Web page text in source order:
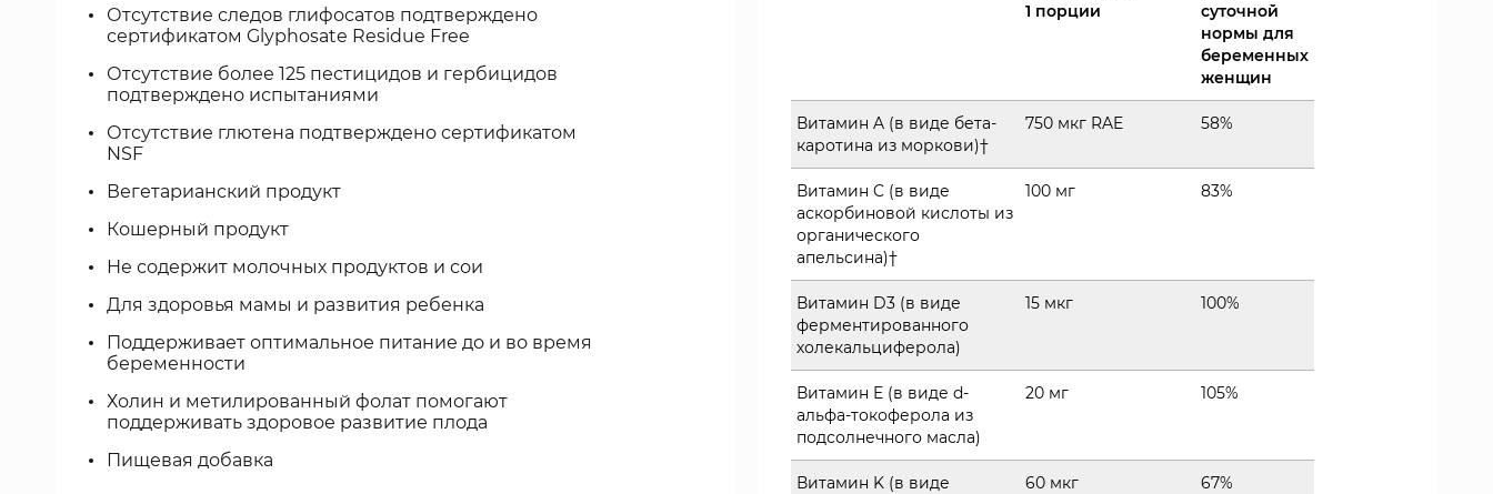
Отсутствие следов глифосатов подтверждено
сертификатом Glyphosate Residue Free
Отсутствие более 125 пестицидов и гербицидов
подтверждено испытаниями
Отсутствие глютена подтверждено сертификатом
NSF
Вегетарианский продукт
Кошерный продукт
Не содержит молочных продуктов и сои
Для здоровья мамы и развития ребенка
Поддерживает оптимальное питание до и во время
беременности
Холин и метилированный фолат помогают
поддерживать здоровое развитие плода
Пищевая добавка
1 порции
суточной
нормы для
беременных
женщин
Витамин A (в виде бета-
каротина из моркови)†
750 мкг RAE 58%
Витамин C (в виде
аскорбиновой кислоты из
органического
апельсина)†
100 мг 83%
Витамин D3 (в виде
ферментированного
холекальциферола)
15 мкг 100%
Витамин E (в виде d-
альфа-токоферола из
подсолнечного масла)
20 мг 105%
Витамин K (в виде
60 мкг 67%